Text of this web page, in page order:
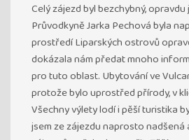
Celý zájezd byl bezchybný, opravdu
Průvodkyně Jarka Pechová byla
prostředí Liparských ostrovů
dokázala nám předat mnoho
pro tuto oblast. Ubytování ve
protože bylo uprostřed přírody, v
Všechny výlety lodí i pěší turistika
jsem ze zájezdu naprosto nadšená